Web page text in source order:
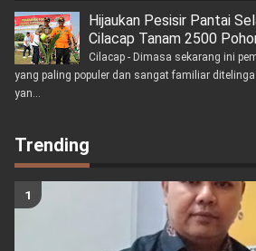
Hijaukan Pesisir Pantai
Cilacap Tanam 2500
Cilacap - Dimasa sekarang ini
yang paling populer dan sangat familiar
yan...
Trending